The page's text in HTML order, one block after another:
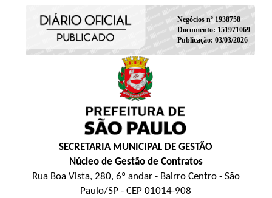
Negócios nº 1938758
Documento: 151971069
Publicação: 03/03/2026
SECRETARIA MUNICIPAL DE GESTÃO
Núcleo de Gestão de Contratos
Rua Boa Vista, 280, 6º andar - Bairro Centro - São
Paulo/SP - CEP 01014-908